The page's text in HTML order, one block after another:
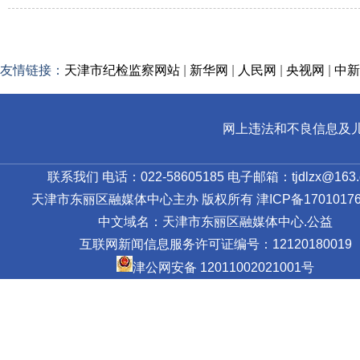
友情链接： 天津市纪检监察网站 新华网 人民网 央视网 中
网上违法和不良信息及
联系我们 电话：022-58605185 电子邮箱：
天津市东丽区融媒体中心主办 版权所有 津ICP备
中文域名：天津市东丽区融媒体中心.公益
互联网新闻信息服务许可证编号：12120180019
津公网安备 12011002021001号